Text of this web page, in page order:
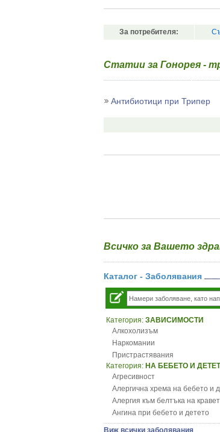
За потребителя:
Статии за Гонорея -
Антибиотици при Трипер
Всичко за Вашето
Каталог - Заболявания
Категория: ЗАВИСИМОСТИ
Алкохолизъм
Наркомании
Пристрастявания
Категория: НА БЕБЕТО И
Агресивност
Алергична хрема на бебето и
Алергия към белтъка на
Ангина при бебето и детето
Анемия при бебето и детето
Виж всички заболявания